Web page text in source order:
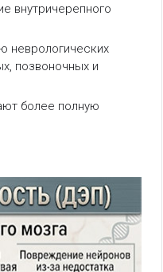
внутричерепного
неврологических
позвоночных и
более полную